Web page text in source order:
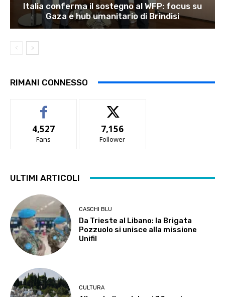
Italia conferma il sostegno al WFP: focus su
Gaza e hub umanitario di Brindisi
RIMANI CONNESSO
4,527
Fans
7,156
Follower
ULTIMI ARTICOLI
CASCHI BLU
Da Trieste al Libano: la Brigata
Pozzuolo si unisce alla missione
Unifil
CULTURA